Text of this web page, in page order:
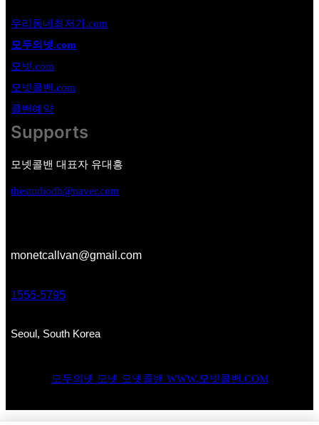
우리동네최저가.com
모두의넷.com
모넷.com
모넷콜밴.com
콜밴예약
Supports
모넷콜밴 대표자 유대흥
thestudiodh@naver.com
monetcallvan@gmail.com
1555-5795
Seoul, South Korea
모두의넷 모넷 모넷콜밴 WWW.모넷콜밴.COM